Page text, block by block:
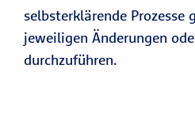
selbsterklärende Prozesse
jeweiligen Änderungen
durchzuführen.